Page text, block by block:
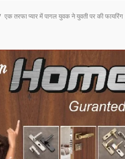
एक तरफा प्यार में पागल युवक ने युवती पर की फायरिंग